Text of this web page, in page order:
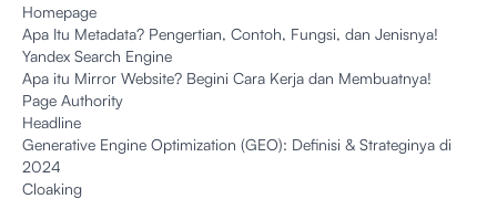
Homepage
Apa Itu Metadata? Pengertian, Contoh, Fungsi, dan Jenisnya!
Yandex Search Engine
Apa itu Mirror Website? Begini Cara Kerja dan Membuatnya!
Page Authority
Headline
Generative Engine Optimization (GEO): Definisi & Strateginya di
2024
Cloaking